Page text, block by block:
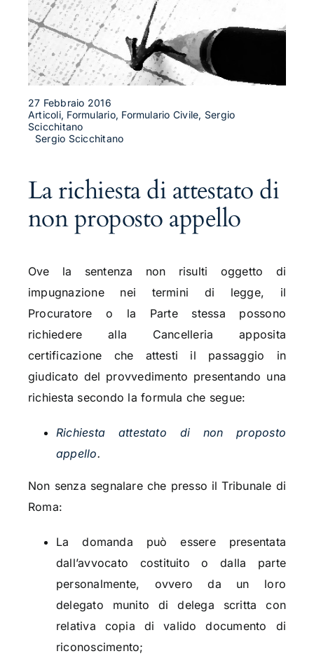
27 Febbraio 2016
Articoli, Formulario, Formulario Civile, Sergio
Scicchitano
Sergio Scicchitano
La richiesta di attestato di
non proposto appello
Ove la sentenza non risulti oggetto di
impugnazione nei termini di legge, il
Procuratore o la Parte stessa possono
richiedere alla Cancelleria apposita
certificazione che attesti il passaggio in
giudicato del provvedimento presentando una
richiesta secondo la formula che segue:
Richiesta attestato di non proposto
appello.
Non senza segnalare che presso il Tribunale di
Roma:
La domanda può essere presentata
dall’avvocato costituito o dalla parte
personalmente, ovvero da un loro
delegato munito di delega scritta con
relativa copia di valido documento di
riconoscimento;